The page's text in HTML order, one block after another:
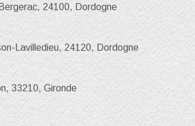
24100, Dordogne
Lavilledieu, 24120, Dordogne
33210, Gironde